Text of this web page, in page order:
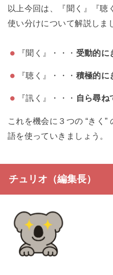
以上今回は、『聞く』『聴
使い分けについて解説しま
『聞く』・・・ 受動的に
『聴く』・・・ 積極的に
『訊く』・・・ 自ら尋ね
これを機会に３つの “きく
語を使っていきましょう。
チュリオ（編集長）